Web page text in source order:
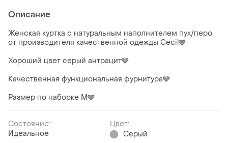
Описание
Женская куртка с натуральным наполнителем пух/перо
от производителя качественной одежды Cecil🩶
Хороший цвет серый антрацит🩶
Качественная функциональная фурнитура🩶
Размер по наборке М🩶
Состояние:
Идеальное
Цвет:
Серый